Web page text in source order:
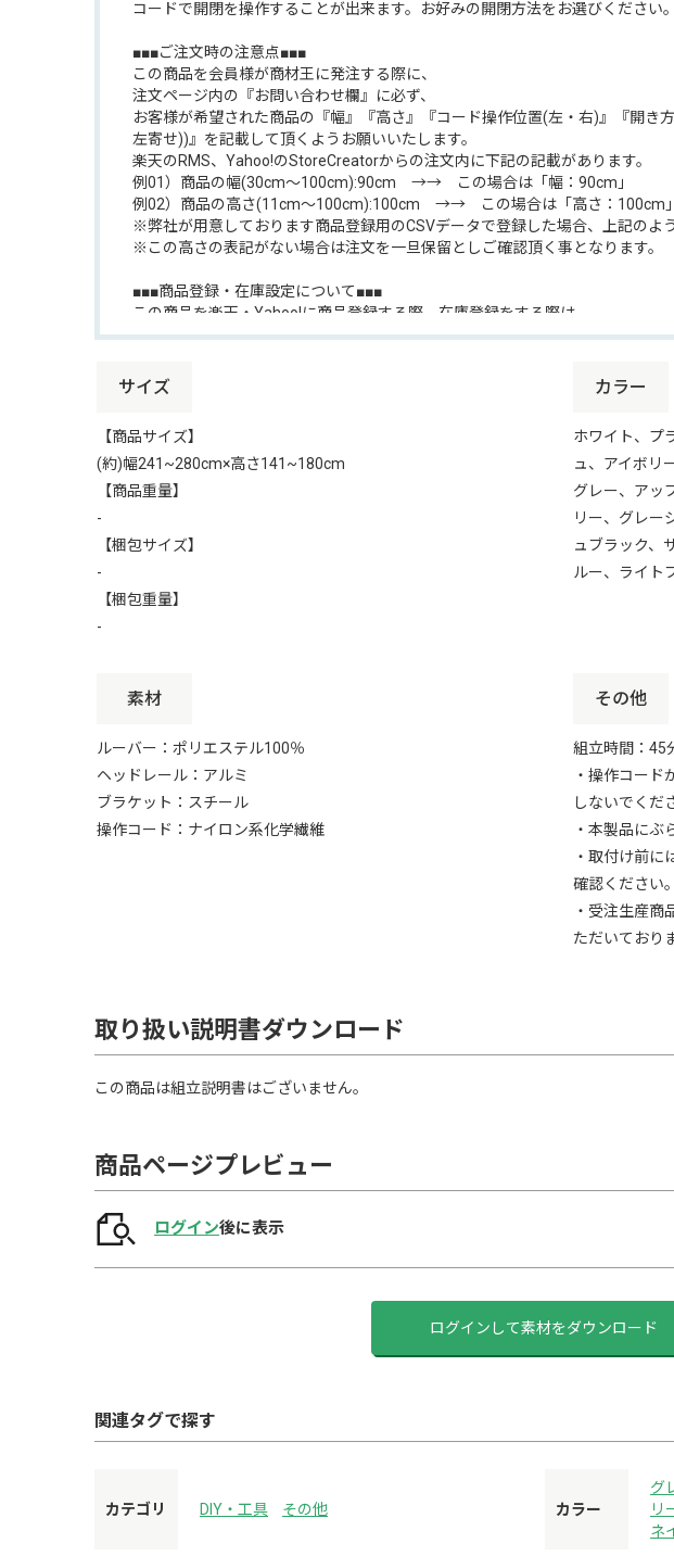
コードで開閉を操作することが出来ます。お好みの開閉方法をお選びください。
■■■ご注文時の注意点■■■
この商品を会員様が商材王に発注する際に、
注文ページ内の『お問い合わせ欄』に必ず、
お客様が希望された商品の『幅』『高さ』『コード操作位置(左・右)』『開き
左寄せ))』を記載して頂くようお願いいたします。
楽天のRMS、Yahoo!のStoreCreatorからの注文内に下記の記載があります。
例01）商品の幅(30cm～100cm):90cm →→ この場合は「幅：90cm」
例02）商品の高さ(11cm～100cm):100cm →→ この場合は「高さ：100cm」
※弊社が用意しております商品登録用のCSVデータで登録した場合、上記のよ
※この高さの表記がない場合は注文を一旦保留としご確認頂く事となります。
■■■商品登録・在庫設定について■■■
この商品を楽天・Yahoo!に商品登録する際、在庫登録をする際は、
お手数ですが必ず下記のデータをご使用ください。
価格表をダウンロードの上、販売価格を設定してください。
■■■楽天用統合ページ■■■
楽天市場で同シリーズのすべてのサイズを統合ページで販売できるように、
ページ素材と商品登録用CSVファイル作成いたしました。
楽天・Yahoo!用の『商品登録用CSV』『在庫設定用CSV』『楽天用統合ペー
Yahoo 在庫更新用ファイル(quantity.csv)が入っています。
エラーとなる場合がございますのでお手数ですが必ず上記のデータをご使用
※この商品の在庫は全て「100」で設定されております。オーダーメイド商品と
随時の在庫更新は必要ございません。
最初の「100」の設定が「0」になった場合、在庫を「100」と設定し直してい
※「タブ」で、『幅』『高さ』をお客様が選択できるように作成しております
※楽天でのご登録時、SKU数が400以下となるよう分割してご登録ください。
SKUを2つに分けたCSV（SH-29-VBOD-A / SH-29-VBOD-B）をご用意しており
※発注後のキャンセル受け付けられません。
※注文間違いも無いようにお願いいたします。
サイズ
【商品サイズ】
(約)幅241~280cm×高さ141~180cm
【商品重量】
-
【梱包サイズ】
-
【梱包重量】
-
カラー
ホワイト、プ
ュ、アイボリ
グレー、アッ
リー、グレー
ュブラック、
ルー、ライト
素材
ルーバー：ポリエステル100％
ヘッドレール：アルミ
ブラケット：スチール
操作コード：ナイロン系化学繊維
その他
組立時間：45
・操作コード
しないでくだ
・本製品にぶ
・取付け前に
確認ください。
・受注生産商
ただいており
取り扱い説明書ダウンロード
この商品は組立説明書はございません。
商品ページプレビュー
ログイン後に表示
ログインして素材をダウンロード
関連タグで探す
カテゴリ DIY・工具 その他 カラー
グ
リ
ネ